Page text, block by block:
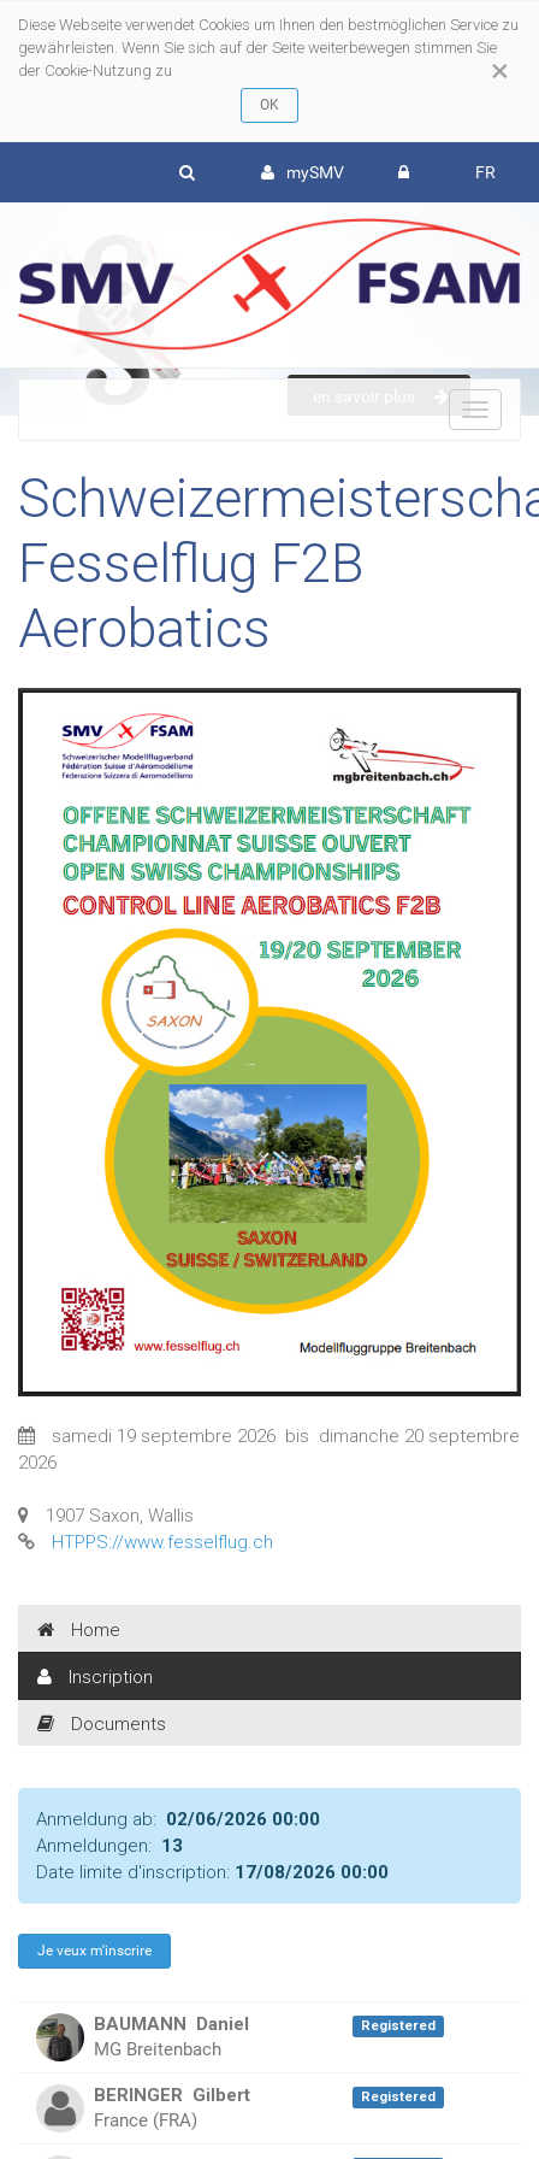
×
Diese Webseite verwendet Cookies um Ihnen den bestmöglichen Service zu
gewährleisten. Wenn Sie sich auf der Seite weiterbewegen stimmen Sie
der Cookie-Nutzung zu
mySMV FR
Fesselflug F2B
Aerobatics
samedi 19 septembre 2026 bis dimanche 20 septembre
2026
1907 Saxon, Wallis
HTPPS://www.fesselflug.ch
Home
Inscription
Documents
Anmeldung ab: 02/06/2026 00:00
Anmeldungen: 13
Date limite d'inscription: 17/08/2026 00:00
BAUMANN Daniel
MG Breitenbach
Registered
BERINGER Gilbert
France (FRA)
Registered